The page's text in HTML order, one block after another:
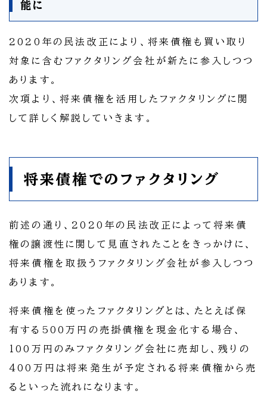
能に
2020年の民法改正により、将来債権も買い取り
対象に含むファクタリング会社が新たに参入しつつ
あります。
次項より、将来債権を活用したファクタリングに関
して詳しく解説していきます。
将来債権でのファクタリング
前述の通り、2020年の民法改正によって将来債
権の譲渡性に関して見直されたことをきっかけに、
将来債権を取扱うファクタリング会社が参入しつつ
あります。
将来債権を使ったファクタリングとは、たとえば保
有する500万円の売掛債権を現金化する場合、
100万円のみファクタリング会社に売却し、残りの
400万円は将来発生が予定される将来債権から売
るといった流れになります。